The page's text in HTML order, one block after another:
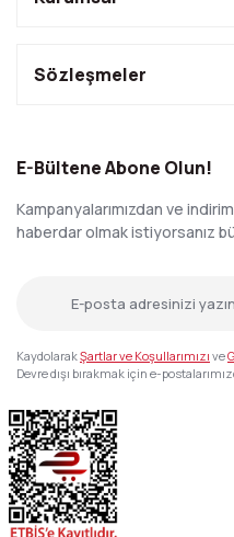
Sözleşmeler
E-Bültene Abone Olun!
Kampanyalarımızdan ve
haberdar olmak istiyorsanız
KaydolarakŞartlar ve Koşullarımızı ve
Devre dışı bırakmak için e-